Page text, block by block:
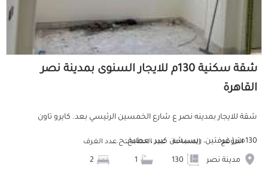
شقة سكنية 130م للايجار السنوى بمدينة نصر
القاهرة
شقة للايجار بمدينه نصر ع شارع الخمسين الرئيسي بعد. كايرو تاون
130متر( غرفتين، ريسبشن كبير ، مطبخ، ح... الموقع
مدينة نصر
المساحة عدد الحمامات عدد الغرف